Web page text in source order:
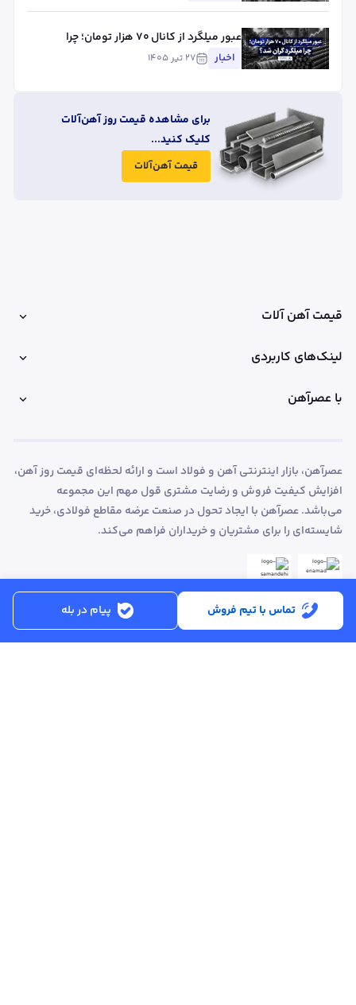
عبور میلگرد از کانال ۷۰ هزار تومان؛ چرا
میلگرد گران شد؟
اخبار ۲۷ تیر ۱۴۰۵
برای مشاهده قیمت روز آهن‌آلات
کلیک کنید...
قیمت آهن‌آلات
تماس با تیم فروش پیام در بله
قیمت آهن آلات
لینک‌های کاربردی
با عصرآهن
عصرآهن، بازار اینترنتی آهن و فولاد است و ارائه لحظه‌ای قیمت روز آهن،
افزایش کیفیت فروش و رضایت مشتری قول مهم این مجموعه
می‌باشد. عصرآهن با ایجاد تحول در صنعت عرضه مقاطع فولادی، خرید
شایسته‌ای را برای مشتریان و خریداران فراهم می‌کند.
ساعت کاری:شنبه تا پنجشنبه از ساعت 8:30 تا 17:00